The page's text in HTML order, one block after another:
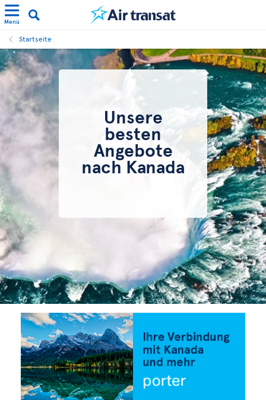
Menü
Startseite
Unsere
besten
Angebote
nach Kanada